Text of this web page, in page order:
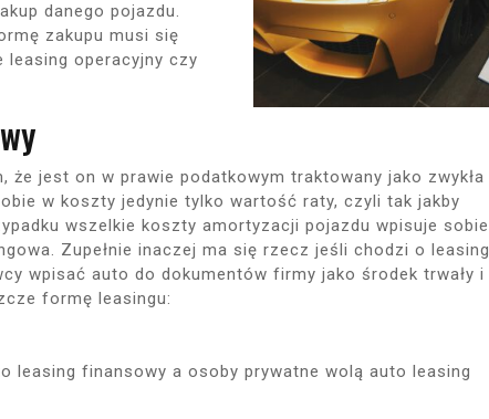
danego pojazdu.
zakupu musi się
leasing operacyjny czy
że jest on w prawie podatkowym traktowany jako zwykła
w koszty jedynie tylko wartość raty, czyli tak jakby
wszelkie koszty amortyzacji pojazdu wpisuje sobie
Zupełnie inaczej ma się rzecz jeśli chodzi o leasing
wpisać auto do dokumentów firmy jako środek trwały i
formę leasingu:
leasing finansowy a osoby prywatne wolą auto leasing